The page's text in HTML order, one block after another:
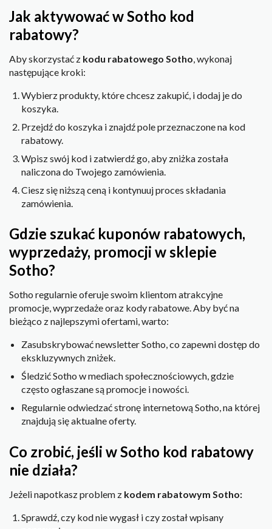
Jak aktywować w Sotho kod
rabatowy?
Aby skorzystać z kodu rabatowego Sotho, wykonaj
następujące kroki:
Wybierz produkty, które chcesz zakupić, i dodaj je do
koszyka.
Przejdź do koszyka i znajdź pole przeznaczone na kod
rabatowy.
Wpisz swój kod i zatwierdź go, aby zniżka została
naliczona do Twojego zamówienia.
Ciesz się niższą ceną i kontynuuj proces składania
zamówienia.
Gdzie szukać kuponów rabatowych,
wyprzedaży, promocji w sklepie
Sotho?
Sotho regularnie oferuje swoim klientom atrakcyjne
promocje, wyprzedaże oraz kody rabatowe. Aby być na
bieżąco z najlepszymi ofertami, warto:
Zasubskrybować newsletter Sotho, co zapewni dostęp do
ekskluzywnych zniżek.
Śledzić Sotho w mediach społecznościowych, gdzie
często ogłaszane są promocje i nowości.
Regularnie odwiedzać stronę internetową Sotho, na której
znajdują się aktualne oferty.
Co zrobić, jeśli w Sotho kod rabatowy
nie działa?
Jeżeli napotkasz problem z kodem rabatowym Sotho:
Sprawdź, czy kod nie wygasł i czy został wpisany